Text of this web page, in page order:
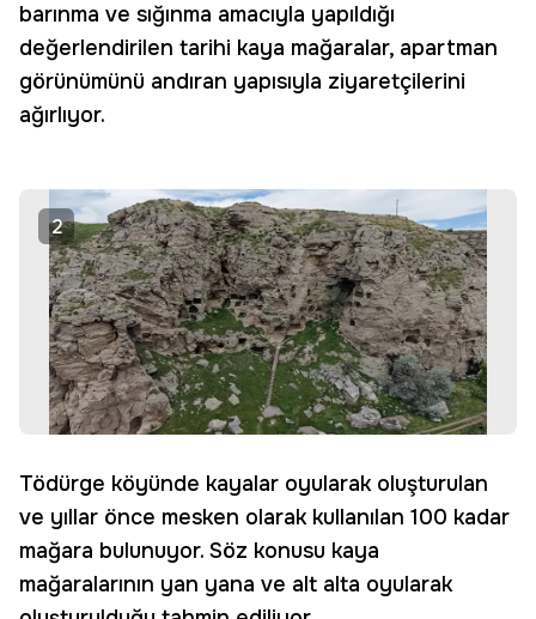
barınma ve sığınma amacıyla yapıldığı
değerlendirilen tarihi kaya mağaralar, apartman
görünümünü andıran yapısıyla ziyaretçilerini
ağırlıyor.
2
Tödürge köyünde kayalar oyularak oluşturulan
ve yıllar önce mesken olarak kullanılan 100 kadar
mağara bulunuyor. Söz konusu kaya
mağaralarının yan yana ve alt alta oyularak